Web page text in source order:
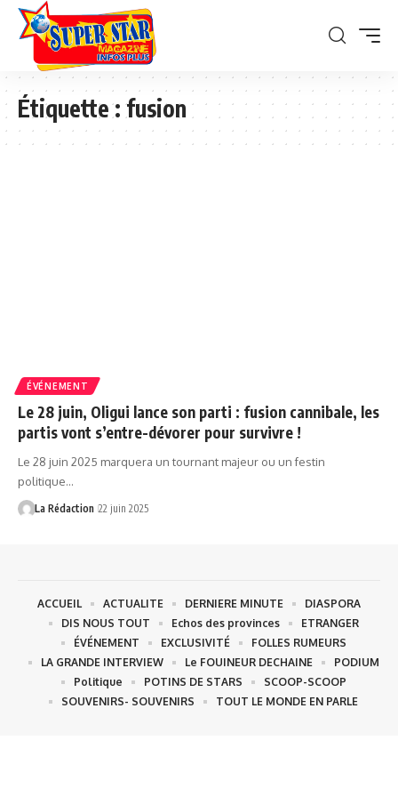
Étiquette :fusion
ÉVÉNEMENT
Le 28 juin, Oligui lance son parti : fusion cannibale, les
partis vont s’entre-dévorer pour survivre !
Le 28 juin 2025 marquera un tournant majeur ou un festin
politique…
La Rédaction 22 juin 2025
ACCUEIL ACTUALITE DERNIERE MINUTE
DIASPORA
DIS NOUS TOUT
Echos des provinces
ETRANGER
ÉVÉNEMENT
EXCLUSIVITÉ
FOLLES RUMEURS
LA GRANDE INTERVIEW
Le FOUINEUR DECHAINE
PODIUM
Politique
POTINS DE STARS
SCOOP-SCOOP
SOUVENIRS- SOUVENIRS
TOUT LE MONDE EN PARLE